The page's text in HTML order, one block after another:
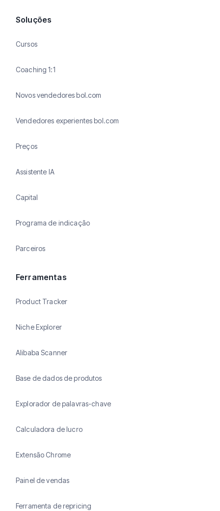
Soluções
Cursos
Coaching 1:1
Novos vendedores bol.com
Vendedores experientes bol.com
Preços
Assistente IA
Capital
Programa de indicação
Parceiros
Ferramentas
Product Tracker
Niche Explorer
Alibaba Scanner
Base de dados de produtos
Explorador de palavras-chave
Calculadora de lucro
Extensão Chrome
Painel de vendas
Ferramenta de repricing